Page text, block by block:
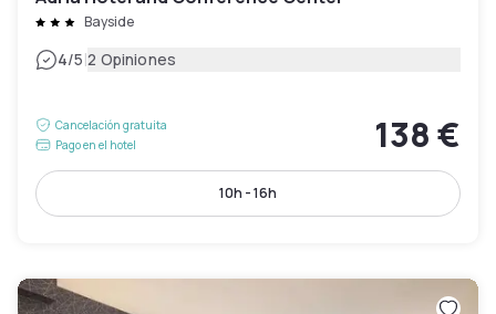
Bayside
4/5|2 Opiniones
Cancelación gratuita
Pago en el hotel
138 €
10h - 16h